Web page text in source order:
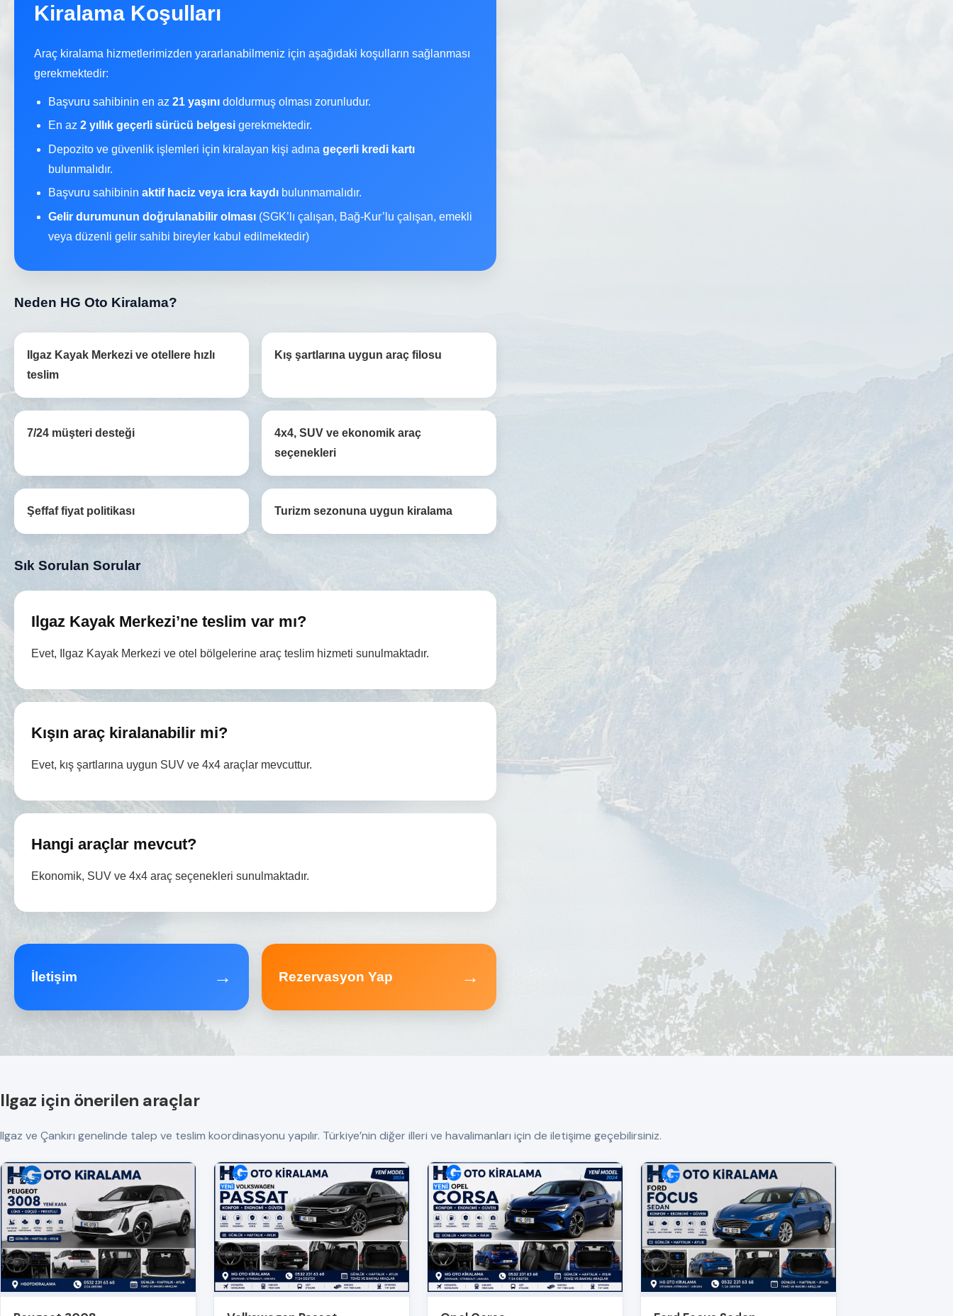
Kiralama Koşulları
Araç kiralama hizmetlerimizden yararlanabilmeniz için aşağıdaki koşulların sağlanması
gerekmektedir:
Başvuru sahibinin en az 21 yaşını doldurmuş olması zorunludur.
En az 2 yıllık geçerli sürücü belgesi gerekmektedir.
Depozito ve güvenlik işlemleri için kiralayan kişi adına geçerli kredi kartı
bulunmalıdır.
Başvuru sahibinin aktif haciz veya icra kaydı bulunmamalıdır.
Gelir durumunun doğrulanabilir olması (SGK’lı çalışan, Bağ-Kur’lu çalışan, emekli
veya düzenli gelir sahibi bireyler kabul edilmektedir)
Neden HG Oto Kiralama?
Ilgaz Kayak Merkezi ve otellere hızlı
teslim
Kış şartlarına uygun araç filosu
7/24 müşteri desteği
4x4, SUV ve ekonomik araç
seçenekleri
Şeffaf fiyat politikası Turizm sezonuna uygun kiralama
Sık Sorulan Sorular
Ilgaz Kayak Merkezi’ne teslim var mı?
Evet, Ilgaz Kayak Merkezi ve otel bölgelerine araç teslim hizmeti sunulmaktadır.
Kışın araç kiralanabilir mi?
Evet, kış şartlarına uygun SUV ve 4x4 araçlar mevcuttur.
Hangi araçlar mevcut?
Ekonomik, SUV ve 4x4 araç seçenekleri sunulmaktadır.
İletişim → Rezervasyon Yap →
Ilgaz için önerilen araçlar
Ilgaz ve Çankırı genelinde talep ve teslim koordinasyonu yapılır. Türkiye’nin diğer illeri ve havalimanları için de iletişime geçebilirsiniz.